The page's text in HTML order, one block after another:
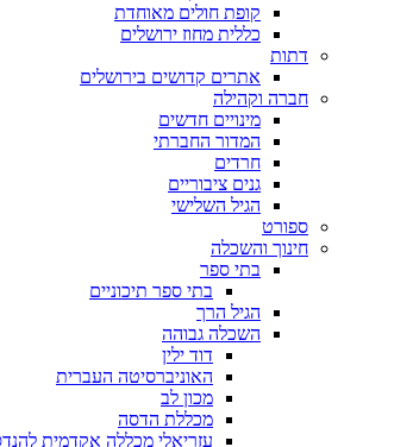
קופת חולים מאוחדת
כללית מחוז ירושלים
דתות
אתרים קדושים בירושלים
חברה וקהילה
מינויים חדשים
המדור החברתי
חרדים
גנים ציבוריים
הגיל השלישי
ספורט
חינוך והשכלה
בתי ספר
בתי ספר תיכוניים
הגיל הרך
השכלה גבוהה
דוד ילין
האוניברסיטה העברית
מכון לב
מכללת הדסה
עזריאלי מכללה אקדמית